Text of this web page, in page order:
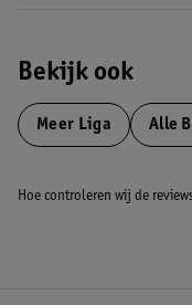
Bekijk ook
Meer Liga Alle
Hoe controleren wij de